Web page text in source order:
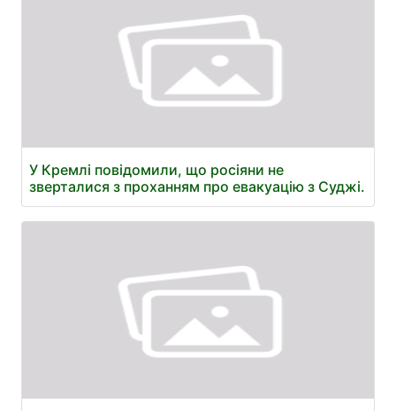
У Кремлі повідомили, що росіяни не
зверталися з проханням про евакуацію з Суджі.